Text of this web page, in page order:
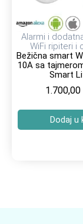
Alarmi i
WiFi ripiteri i
Bežična smart
10A sa
Smart
1.700,00
Dodaj u